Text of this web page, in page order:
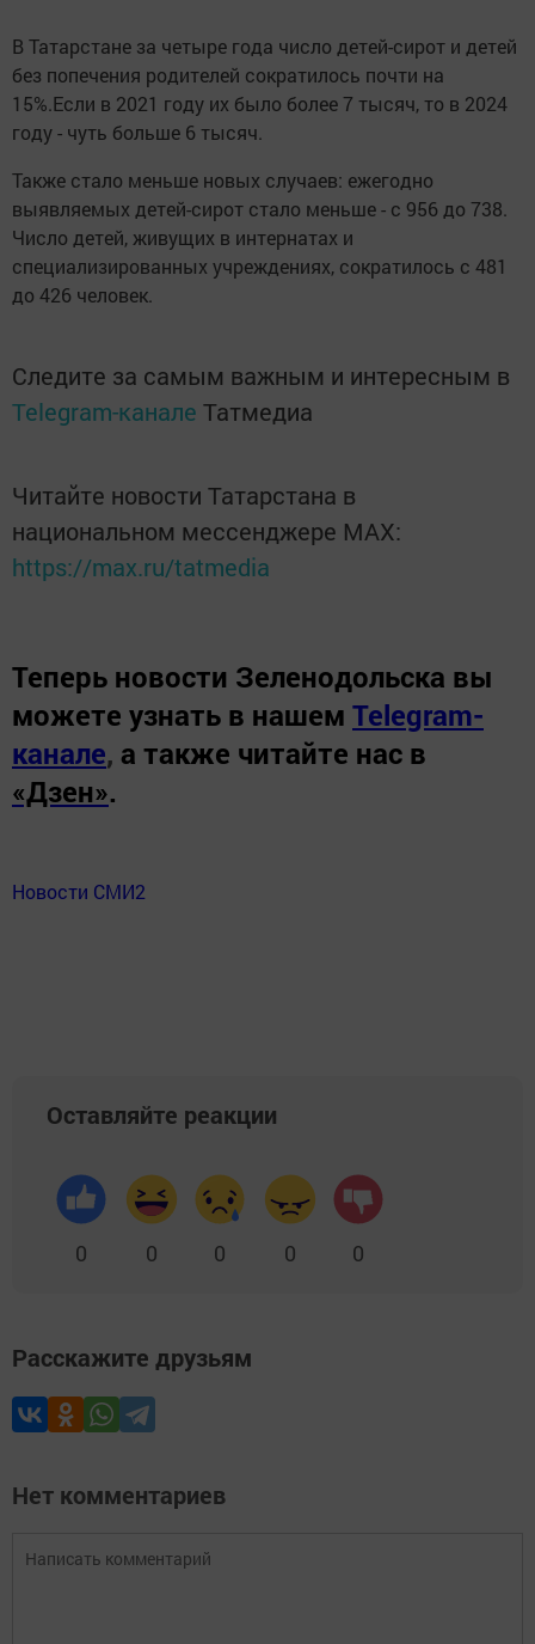
В Татарстане за четыре года число детей-сирот и детей
без попечения родителей сократилось почти на
15%.Если в 2021 году их было более 7 тысяч, то в 2024
году - чуть больше 6 тысяч.
Также стало меньше новых случаев: ежегодно
выявляемых детей-сирот стало меньше - с 956 до 738.
Число детей, живущих в интернатах и
специализированных учреждениях, сократилось с 481
до 426 человек.
Следите за самым важным и интересным в
Telegram-канале Татмедиа
Читайте новости Татарстана в
национальном мессенджере MАХ:
https://max.ru/tatmedia
Теперь новости Зеленодольска вы
можете узнать в нашем Telegram-
канале, а также читайте нас в
«Дзен».
Новости СМИ2
Оставляйте реакции
0 0 0 0 0
Расскажите друзьям
Нет комментариев